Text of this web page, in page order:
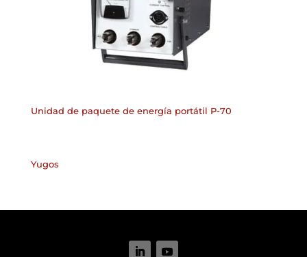
Unidad de paquete de energía portátil P-70
Yugos